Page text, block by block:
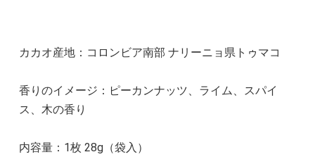
カカオ産地：コロンビア南部 ナリーニョ県トゥマコ
香りのイメージ：ピーカンナッツ、ライム、スパイ
ス、木の香り
内容量：1枚 28g（袋入）